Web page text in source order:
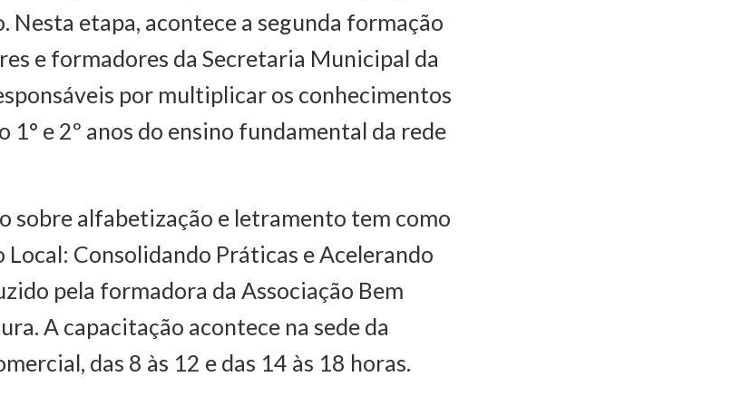
Nesta etapa, acontece a segunda formação
e formadores da Secretaria Municipal da
por multiplicar os conhecimentos
1° e 2º anos do ensino fundamental da rede
sobre alfabetização e letramento tem como
Local: Consolidando Práticas e Acelerando
pela formadora da Associação Bem
A capacitação acontece na sede da
das 8 às 12 e das 14 às 18 horas.